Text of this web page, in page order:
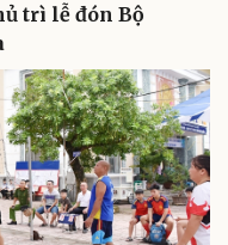
trì lễ đón Bộ